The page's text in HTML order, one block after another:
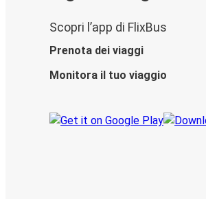
Scopri l’app di FlixBus
Prenota dei viaggi
Monitora il tuo viaggio